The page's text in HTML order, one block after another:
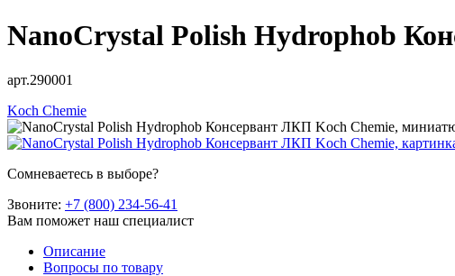
NanoCrystal Polish Hydrophob
арт.290001
Koch Chemie
Сомневаетесь в выборе?
Звоните: +7 (800) 234-56-41
Вам поможет наш специалист
Описание
Вопросы по товару